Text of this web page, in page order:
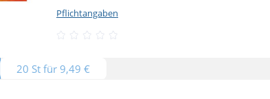
Pflichtangaben
20 St für 9,49 €